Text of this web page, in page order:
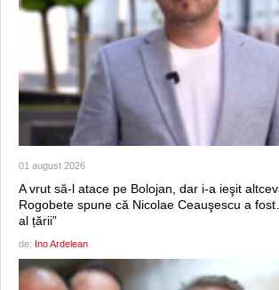
01 august 2026
A vrut să-l atace pe Bolojan, dar i-a ieşit
Rogobete spune că Nicolae Ceauşescu a
al țării”
de: Ino Ardelean